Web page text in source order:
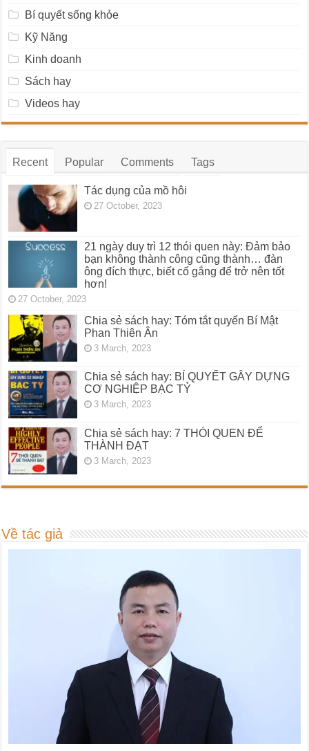
Bí quyết sống khỏe
Kỹ Năng
Kinh doanh
Sách hay
Videos hay
Recent Popular Comments Tags
Tác dụng của mồ hôi
27 October, 2023
21 ngày duy trì 12 thói quen này: Đảm bảo
bạn không thành công cũng thành… đàn
ông đích thực, biết cố gắng để trở nên tốt
hơn!
27 October, 2023
Chia sẻ sách hay: Tóm tắt quyển Bí Mật
Phan Thiên Ân
3 March, 2023
Chia sẻ sách hay: BÍ QUYẾT GÂY DỰNG
CƠ NGHIỆP BẠC TỶ
3 March, 2023
Chia sẻ sách hay: 7 THÓI QUEN ĐỂ
THÀNH ĐẠT
3 March, 2023
Về tác giả